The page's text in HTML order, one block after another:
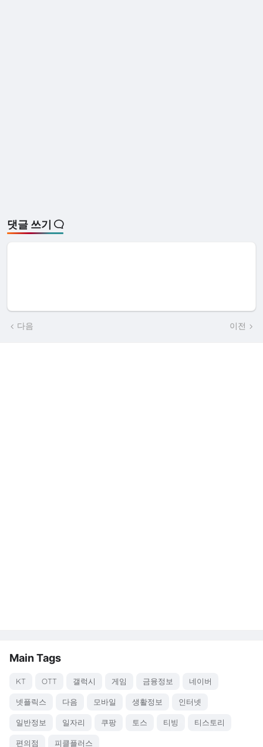
댓글 쓰기
다음 이전
Main Tags
KT OTT 갤럭시 게임 금융정보 네이버
넷플릭스 다음 모바일 생활정보 인터넷
일반정보 일자리 쿠팡 토스 티빙 티스토리
편의점 피클플러스